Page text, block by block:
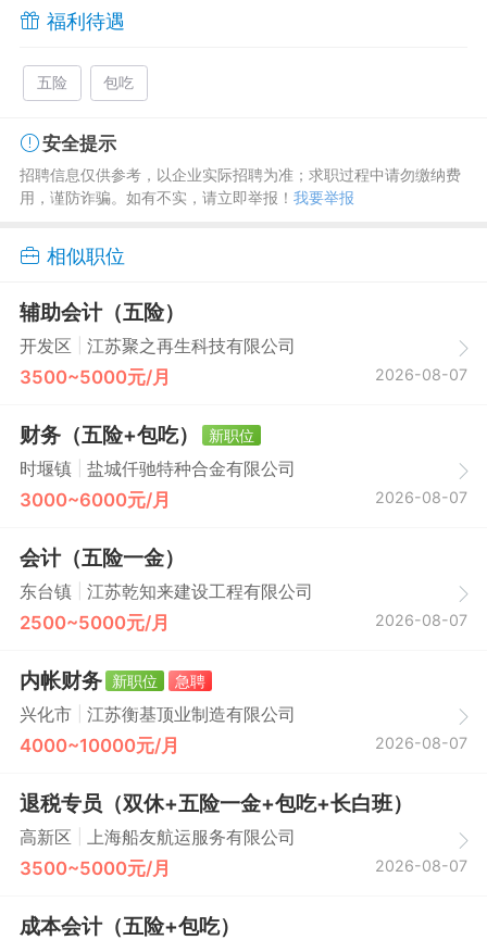
福利待遇
五险 包吃
安全提示
招聘信息仅供参考，以企业实际招聘为准；求职过程中请勿缴纳费
用，谨防诈骗。如有不实，请立即举报！ 我要举报
相似职位
辅助会计（五险）
开发区 江苏聚之再生科技有限公司
3500~5000元/月 2026-08-07
财务（五险+包吃）
新职位
时堰镇
盐城仟驰特种合金有限公司
3000~6000元/月 2026-08-07
会计（五险一金）
东台镇 江苏乾知来建设工程有限公司
2500~5000元/月 2026-08-07
内帐财务 新职位
急聘
兴化市
江苏衡基顶业制造有限公司
4000~10000元/月 2026-08-07
退税专员（双休+五险一金+包吃+长白班）
高新区 上海船友航运服务有限公司
3500~5000元/月 2026-08-07
成本会计（五险+包吃）